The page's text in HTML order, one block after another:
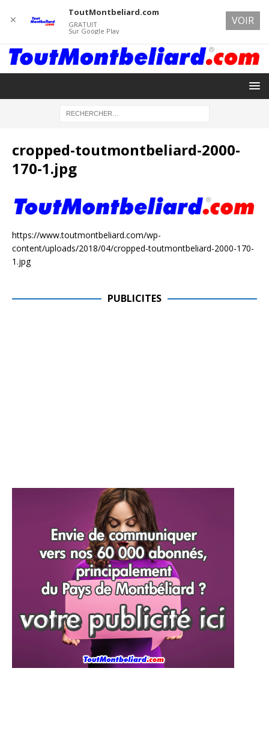
cropped-toutmontbeliard-2000-
170-1.jpg
https://www.toutmontbeliard.com/wp-
content/uploads/2018/04/cropped-toutmontbeliard-2000-170-
1.jpg
PUBLICITES
✕
ToutMontbeliard.com
GRATUIT
Sur Google Play
VOIR